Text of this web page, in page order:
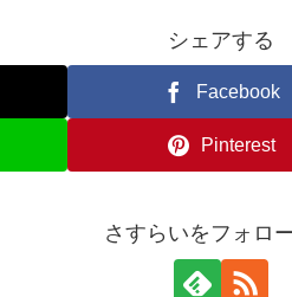
シェアする
Facebook
Pinterest
さすらいをフォロ